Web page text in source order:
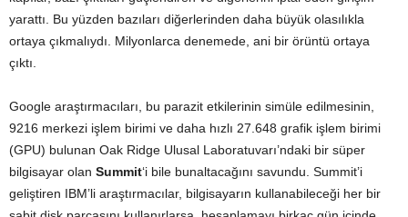
yarattı. Bu yüzden bazıları diğerlerinden daha büyük olasılıkla
ortaya çıkmalıydı. Milyonlarca denemede, ani bir örüntü ortaya
çıktı.
Google araştırmacıları, bu parazit etkilerinin simüle edilmesinin,
9216 merkezi işlem birimi ve daha hızlı 27.648 grafik işlem birimi
(GPU) bulunan Oak Ridge Ulusal Laboratuvarı’ndaki bir süper
bilgisayar olan Summit‘i bile bunaltacağını savundu. Summit’i
geliştiren IBM’li araştırmacılar, bilgisayarın kullanabileceği her bir